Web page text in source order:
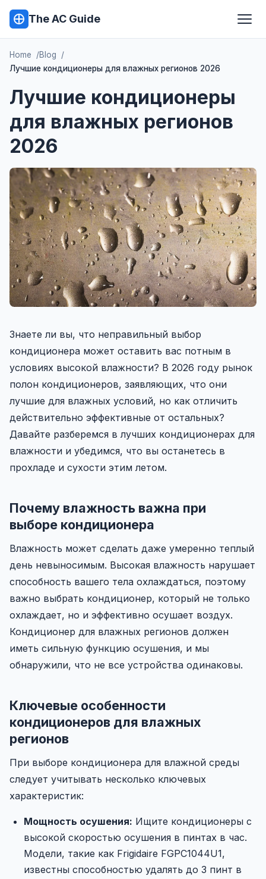
The AC Guide
Home
Blog
Лучшие кондиционеры для влажных регионов 2026
Лучшие кондиционеры
для влажных регионов
2026
Знаете ли вы, что неправильный выбор
кондиционера может оставить вас потным в
условиях высокой влажности? В 2026 году рынок
полон кондиционеров, заявляющих, что они
лучшие для влажных условий, но как отличить
действительно эффективные от остальных?
Давайте разберемся в лучших кондиционерах для
влажности и убедимся, что вы останетесь в
прохладе и сухости этим летом.
Почему влажность важна при
выборе кондиционера
Влажность может сделать даже умеренно теплый
день невыносимым. Высокая влажность нарушает
способность вашего тела охлаждаться, поэтому
важно выбрать кондиционер, который не только
охлаждает, но и эффективно осушает воздух.
Кондиционер для влажных регионов должен
иметь сильную функцию осушения, и мы
обнаружили, что не все устройства одинаковы.
Ключевые особенности
кондиционеров для влажных
регионов
При выборе кондиционера для влажной среды
следует учитывать несколько ключевых
характеристик:
Мощность осушения: Ищите кондиционеры с
высокой скоростью осушения в пинтах в час.
Модели, такие как Frigidaire FGPC1044U1,
известны способностью удалять до 3 пинт в